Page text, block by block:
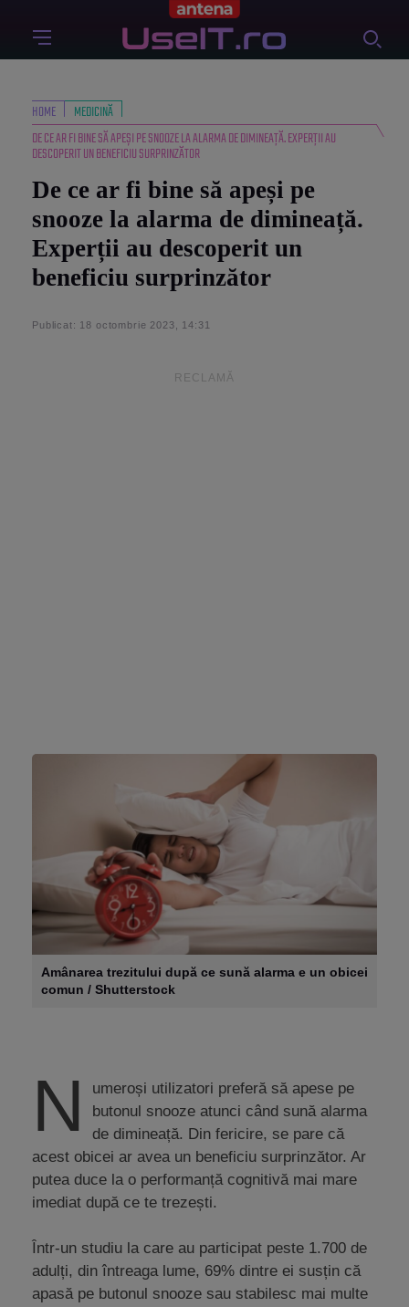
HOME
MEDICINĂ
DE CE AR FI BINE SĂ APEȘI PE SNOOZE LA ALARMA DE DIMINEAȚĂ. EXPERȚII AU
DESCOPERIT UN BENEFICIU SURPRINZĂTOR
De ce ar fi bine să apeși pe
snooze la alarma de dimineață.
Experții au descoperit un
beneficiu surprinzător
Publicat: 18 octombrie 2023, 14:31
RECLAMĂ
Amânarea trezitului după ce sună alarma e un obicei
comun / Shutterstock
N
umeroși utilizatori preferă să apese pe
butonul snooze atunci când sună alarma
de dimineață. Din fericire, se pare că
acest obicei ar avea un beneficiu surprinzător. Ar
putea duce la o performanță cognitivă mai mare
imediat după ce te trezești.
Într-un studiu la care au participat peste 1.700 de
adulți, din întreaga lume, 69% dintre ei susțin că
apasă pe butonul snooze sau stabilesc mai multe